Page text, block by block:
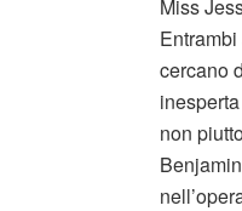
Miss
cercano
non